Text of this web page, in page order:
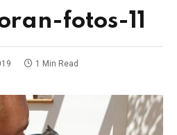
fotos-11
1 Min Read